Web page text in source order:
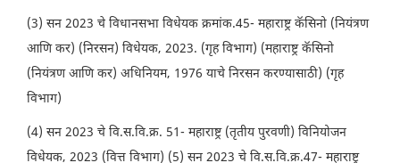
(3) सन 2023 चे विधानसभा विधेयक क्रमांक.45- महाराष्ट्र कॅसिनो (नियंत्रण
आणि कर) (निरसन) विधेयक, 2023. (गृह विभाग) (महाराष्ट्र कॅसिनो
(नियंत्रण आणि कर) अधिनियम, 1976 याचे निरसन करण्यासाठी) (गृह
विभाग)
(4) सन 2023 चे वि.स.वि.क्र. 51- महाराष्ट्र (तृतीय पुरवणी) विनियोजन
विधेयक, 2023 (वित्त विभाग) (5) सन 2023 चे वि.स.वि.क्र.47- महाराष्ट्र